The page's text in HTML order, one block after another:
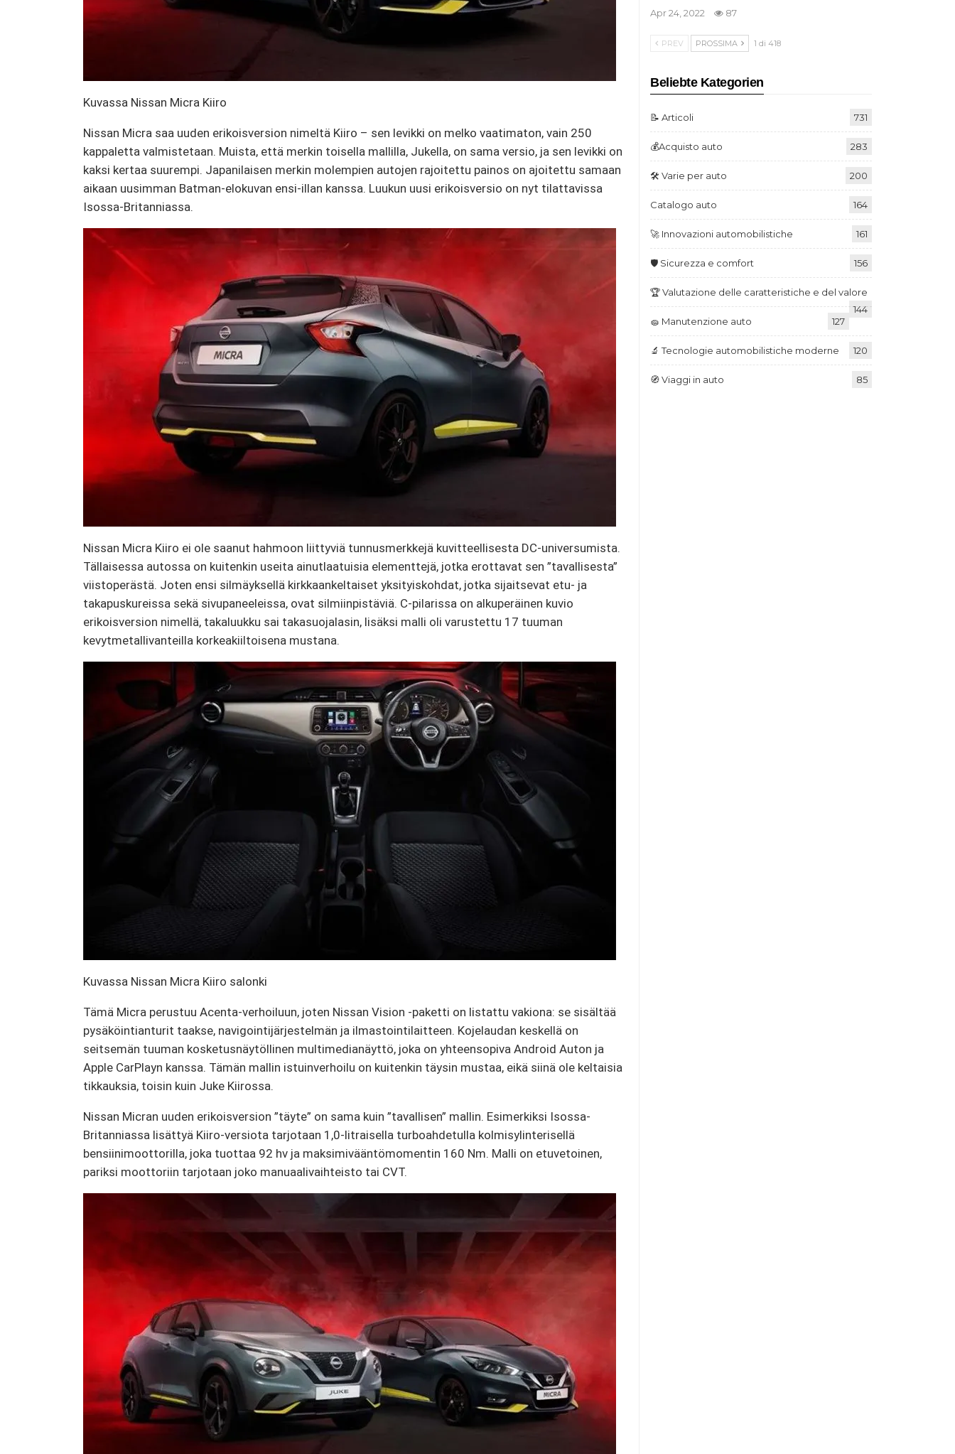
Kuvassa Nissan Micra Kiiro
Nissan Micra saa uuden erikoisversion nimeltä Kiiro – sen levikki on melko vaatimaton, vain 250
kappaletta valmistetaan. Muista, että merkin toisella mallilla, Jukella, on sama versio, ja sen levikki on
kaksi kertaa suurempi. Japanilaisen merkin molempien autojen rajoitettu painos on ajoitettu samaan
aikaan uusimman Batman-elokuvan ensi-illan kanssa. Luukun uusi erikoisversio on nyt tilattavissa
Isossa-Britanniassa.
Nissan Micra Kiiro ei ole saanut hahmoon liittyviä tunnusmerkkejä kuvitteellisesta DC-universumista.
Tällaisessa autossa on kuitenkin useita ainutlaatuisia elementtejä, jotka erottavat sen ”tavallisesta”
viistoperästä. Joten ensi silmäyksellä kirkkaankeltaiset yksityiskohdat, jotka sijaitsevat etu- ja
takapuskureissa sekä sivupaneeleissa, ovat silmiinpistäviä. C-pilarissa on alkuperäinen kuvio
erikoisversion nimellä, takaluukku sai takasuojalasin, lisäksi malli oli varustettu 17 tuuman
kevytmetallivanteilla korkeakiiltoisena mustana.
Kuvassa Nissan Micra Kiiro salonki
Tämä Micra perustuu Acenta-verhoiluun, joten Nissan Vision -paketti on listattu vakiona: se sisältää
pysäköintianturit taakse, navigointijärjestelmän ja ilmastointilaitteen. Kojelaudan keskellä on
seitsemän tuuman kosketusnäytöllinen multimedianäyttö, joka on yhteensopiva Android Auton ja
Apple CarPlayn kanssa. Tämän mallin istuinverhoilu on kuitenkin täysin mustaa, eikä siinä ole keltaisia ​​
tikkauksia, toisin kuin Juke Kiirossa.
Nissan Micran uuden erikoisversion ”täyte” on sama kuin ”tavallisen” mallin. Esimerkiksi Isossa-
Britanniassa lisättyä Kiiro-versiota tarjotaan 1,0-litraisella turboahdetulla kolmisylinterisellä
bensiinimoottorilla, joka tuottaa 92 hv ja maksimivääntömomentin 160 Nm. Malli on etuvetoinen,
pariksi moottoriin tarjotaan joko manuaalivaihteisto tai CVT.
Apr 24, 2022 87
PREV PROSSIMA 1 di 418
Beliebte Kategorien
📝 Articoli 731
💰Acquisto auto 283
🛠️ Varie per auto 200
Catalogo auto 164
🚀 Innovazioni automobilistiche 161
🛡️ Sicurezza e comfort 156
🏆 Valutazione delle caratteristiche e del valore
144
🧽 Manutenzione auto
127
🔬 Tecnologie automobilistiche moderne 120
🧭 Viaggi in auto 85